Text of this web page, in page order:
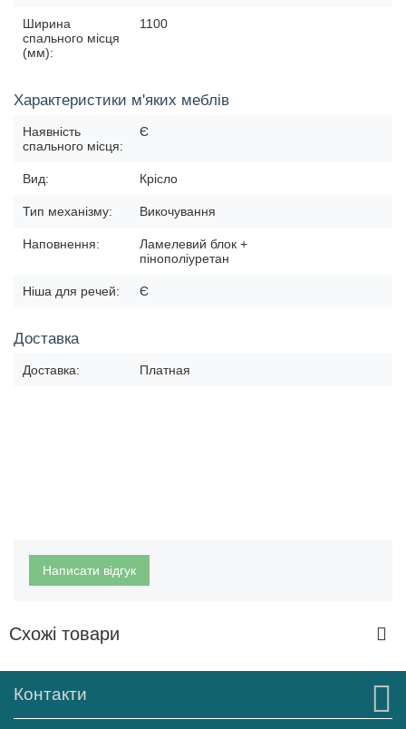
Ширина
спального місця
(мм):
1100
Характеристики м'яких меблів
Наявність
спального місця:
Є
Вид: Крісло
Тип механізму: Викочування
Наповнення:
Ламелевий блок +
пінополіуретан
Ніша для речей: Є
Доставка
Доставка: Платная
Написати відгук
Схожі товари
Контакти